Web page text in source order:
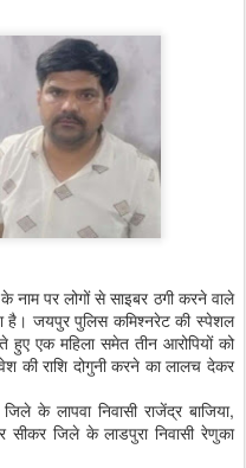
नाम पर लोगों से साइबर ठगी करने वाले
है। जयपुर पुलिस कमिश्नरेट की स्पेशल
हुए एक महिला समेत तीन आरोपियों को
की राशि दोगुनी करने का लालच देकर
के लापवा निवासी राजेंद्र बाजिया,
जिले के लाडपुरा निवासी रेणुका